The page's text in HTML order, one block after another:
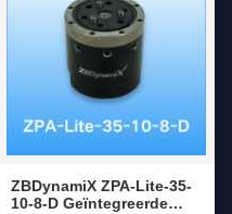
ZBDynamiX ZPA-Lite-35-
10-8-D Geïntegreerde